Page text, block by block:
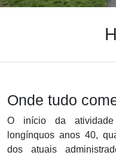
Onde tudo
O início da
longínquos anos 40,
dos atuais